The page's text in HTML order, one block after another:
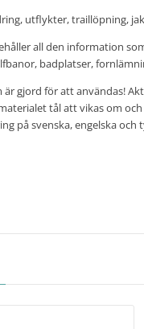
utflykter, traillöpning,
all den information
badplatser,
är gjord för att användas!
tål att vikas om
på svenska, engelska och